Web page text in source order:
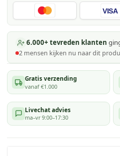
VISA
6.000+ tevreden klanten
2 mensen kijken nu naar dit
Gratis verzending
vanaf €1.000
Livechat advies
ma–vr 9:00–17:30